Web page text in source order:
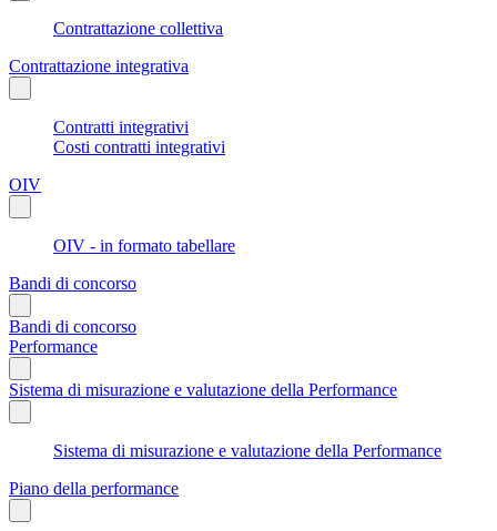
Contrattazione collettiva
Contrattazione integrativa
Contratti integrativi
Costi contratti integrativi
OIV
OIV - in formato tabellare
Bandi di concorso
Bandi di concorso
Performance
Sistema di misurazione e valutazione della Performance
Sistema di misurazione e valutazione della Performance
Piano della performance